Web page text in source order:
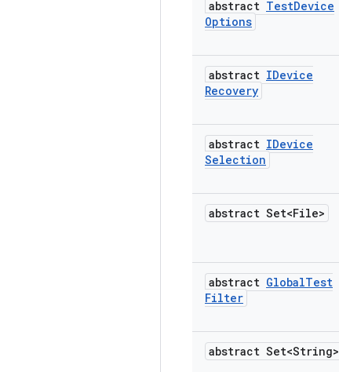
abstract TestDevice
Options
abstract IDevice
Recovery
abstract IDevice
Selection
abstract Set<File>
abstract GlobalTest
Filter
abstract Set<String>